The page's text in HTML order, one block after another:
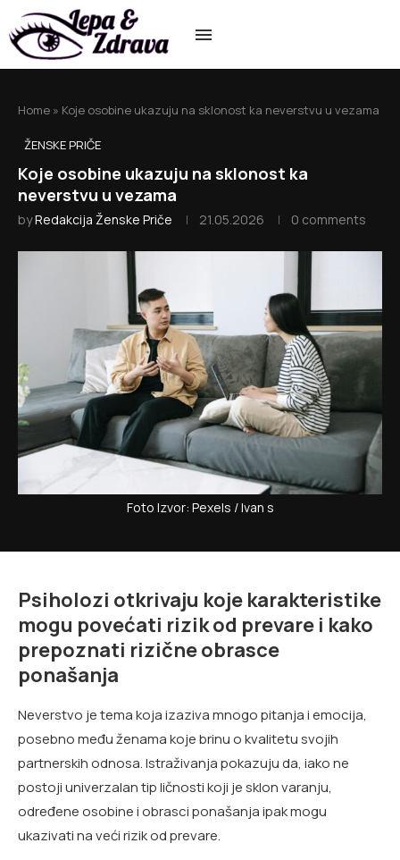
Home » Koje osobine ukazuju na sklonost ka neverstvu u vezama
ŽENSKE PRIČE
Koje osobine ukazuju na sklonost ka
neverstvu u vezama
byRedakcija Ženske Priče 21.05.2026 0 comments
Foto Izvor: Pexels / Ivan s
Psiholozi otkrivaju koje karakteristike
mogu povećati rizik od prevare i kako
prepoznati rizične obrasce
ponašanja
Neverstvo je tema koja izaziva mnogo pitanja i emocija,
posebno među ženama koje brinu o kvalitetu svojih
partnerskih odnosa. Istraživanja pokazuju da, iako ne
postoji univerzalan tip ličnosti koji je sklon varanju,
određene osobine i obrasci ponašanja ipak mogu
ukazivati na veći rizik od prevare.